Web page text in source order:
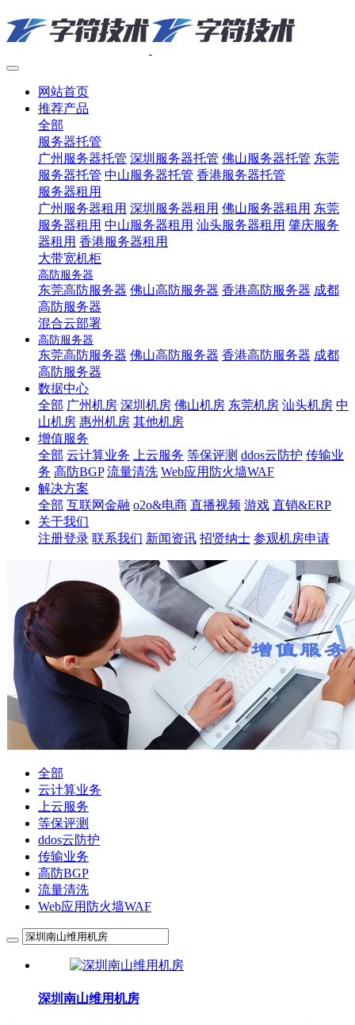
网站首页
推荐产品
全部
服务器托管
广州服务器托管 深圳服务器托管 佛山服务器托管 东莞
服务器托管 中山服务器托管 香港服务器托管
服务器租用
广州服务器租用 深圳服务器租用 佛山服务器租用 东莞
服务器租用 中山服务器租用 汕头服务器租用 肇庆服务
器租用 香港服务器租用
大带宽机柜
高防服务器
东莞高防服务器 佛山高防服务器 香港高防服务器 成都
高防服务器
混合云部署
高防服务器
东莞高防服务器 佛山高防服务器 香港高防服务器 成都
高防服务器
数据中心
全部 广州机房 深圳机房 佛山机房 东莞机房 汕头机房 中
山机房 惠州机房 其他机房
增值服务
全部 云计算业务 上云服务 等保评测 ddos云防护 传输业
务 高防BGP 流量清洗 Web应用防火墙WAF
解决方案
全部 互联网金融 o2o&电商 直播视频 游戏 直销&ERP
关于我们
注册登录 联系我们 新闻资讯 招贤纳士 参观机房申请
全部
云计算业务
上云服务
等保评测
ddos云防护
传输业务
高防BGP
流量清洗
Web应用防火墙WAF
深圳南山维用机房